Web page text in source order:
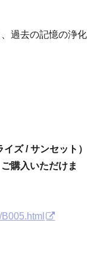
過去の記憶の浄化
ズ / サンセット）
購入いただけま